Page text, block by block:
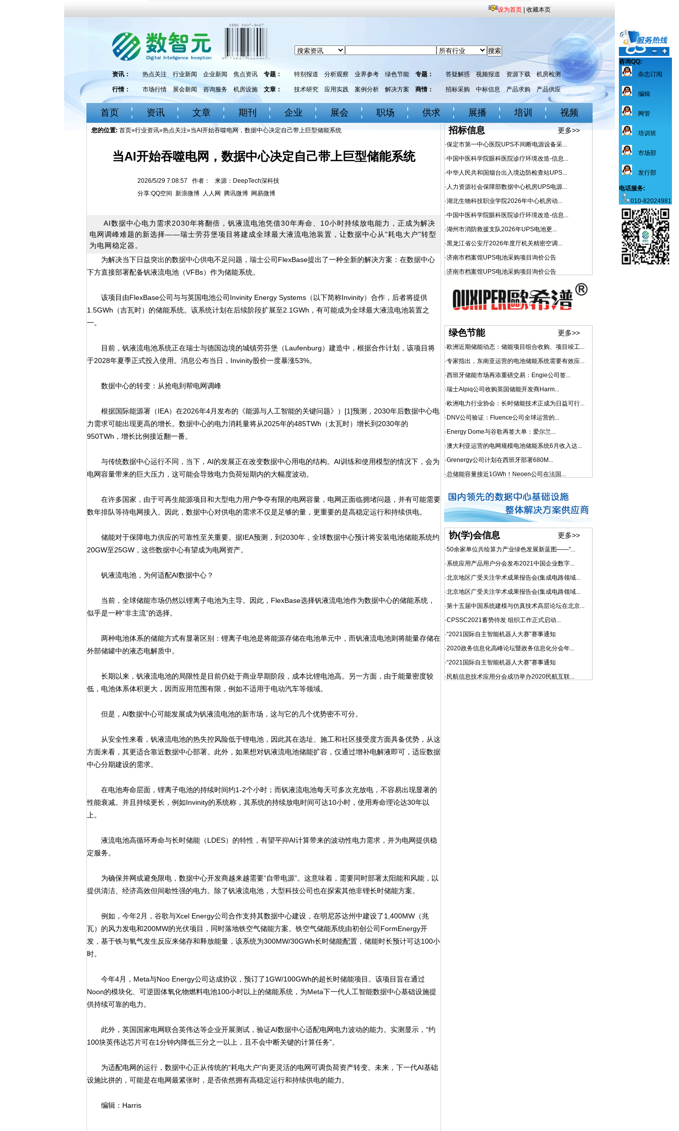
咨询QQ:
杂志订阅
编辑
网管
培训班
市场部
发行部
电话服务:
010-82024981
设为首页 收藏本页
资讯： 热点关注 行业新闻 企业新闻 焦点资讯 专题： 特别报道 分析观察 业界参考 绿色节能 专题： 答疑解惑 视频报道 资源下载 机房检测
行情： 市场行情 展会新闻 咨询服务 机房设施 文章： 技术研究 应用实践 案例分析 解决方案 商情： 招标采购 中标信息 产品求购 产品供应
首页 资讯 文章 期刊 企业 展会 职场 供求 展播 培训 视频
您的位置: 首页»行业资讯»热点关注»当AI开始吞噬电网，数据中心决定自己带上巨型储能系统
当AI开始吞噬电网，数据中心决定自己带上巨型储能系统
2026/5/29 7:08:57 作者： 来源：DeepTech深科技
分享:QQ空间 新浪微博 人人网 腾讯微博 网易微博
AI数据中心电力需求2030年将翻倍，钒液流电池凭借30年寿命、10小时持续放电能力，正成为解决
电网调峰难题的新选择——瑞士劳芬堡项目将建成全球最大液流电池装置，让数据中心从"耗电大户"转型
为电网稳定器。
为解决当下日益突出的数据中心供电不足问题，瑞士公司FlexBase提出了一种全新的解决方案：在数据中心
下方直接部署配备钒液流电池（VFBs）作为储能系统。
该项目由FlexBase公司与与英国电池公司Invinity Energy Systems（以下简称Invinity）合作，后者将提供
1.5GWh（吉瓦时）的储能系统。该系统计划在后续阶段扩展至2.1GWh，有可能成为全球最大液流电池装置之
一。
目前，钒液流电池系统正在瑞士与德国边境的城镇劳芬堡（Laufenburg）建造中，根据合作计划，该项目将
于2028年夏季正式投入使用。消息公布当日，Invinity股价一度暴涨53%。
数据中心的转变：从抢电到帮电网调峰
根据国际能源署（IEA）在2026年4月发布的《能源与人工智能的关键问题》）[1]预测，2030年后数据中心电
力需求可能出现更高的增长。数据中心的电力消耗量将从2025年的485TWh（太瓦时）增长到2030年的
950TWh，增长比例接近翻一番。
与传统数据中心运行不同，当下，AI的发展正在改变数据中心用电的结构。AI训练和使用模型的情况下，会为
电网容量带来的巨大压力，这可能会导致电力负荷短期内的大幅度波动。
在许多国家，由于可再生能源项目和大型电力用户争夺有限的电网容量，电网正面临拥堵问题，并有可能需要
数年排队等待电网接入。因此，数据中心对供电的需求不仅是足够的量，更重要的是高稳定运行和持续供电。
储能对于保障电力供应的可靠性至关重要。据IEA预测，到2030年，全球数据中心预计将安装电池储能系统约
20GW至25GW，这些数据中心有望成为电网资产。
钒液流电池，为何适配AI数据中心？
当前，全球储能市场仍然以锂离子电池为主导。因此，FlexBase选择钒液流电池作为数据中心的储能系统，
似乎是一种“非主流”的选择。
两种电池体系的储能方式有显著区别：锂离子电池是将能源存储在电池单元中，而钒液流电池则将能量存储在
外部储罐中的液态电解质中。
长期以来，钒液流电池的局限性是目前仍处于商业早期阶段，成本比锂电池高。另一方面，由于能量密度较
低，电池体系体积更大，因而应用范围有限，例如不适用于电动汽车等领域。
但是，AI数据中心可能发展成为钒液流电池的新市场，这与它的几个优势密不可分。
从安全性来看，钒液流电池的热失控风险低于锂电池，因此其在选址、施工和社区接受度方面具备优势，从这
方面来看，其更适合靠近数据中心部署。此外，如果想对钒液流电池储能扩容，仅通过增补电解液即可，适应数据
中心分期建设的需求。
在电池寿命层面，锂离子电池的持续时间约1-2个小时；而钒液流电池每天可多次充放电，不容易出现显著的
性能衰减。并且持续更长，例如Invinity的系统称，其系统的持续放电时间可达10小时，使用寿命理论达30年以
上。
液流电池高循环寿命与长时储能（LDES）的特性，有望平抑AI计算带来的波动性电力需求，并为电网提供稳
定服务。
为确保并网或避免限电，数据中心开发商越来越需要“自带电源”。这意味着，需要同时部署太阳能和风能，以
提供清洁、经济高效但间歇性强的电力。除了钒液流电池，大型科技公司也在探索其他非锂长时储能方案。
例如，今年2月，谷歌与Xcel Energy公司合作支持其数据中心建设，在明尼苏达州中建设了1,400MW（兆
瓦）的风力发电和200MW的光伏项目，同时落地铁空气储能方案。铁空气储能系统由初创公司FormEnergy开
发，基于铁与氧气发生反应来储存和释放能量，该系统为300MW/30GWh长时储能配置，储能时长预计可达100小
时。
今年4月，Meta与Noo Energy公司达成协议，预订了1GW/100GWh的超长时储能项目。该项目旨在通过
Noon的模块化、可逆固体氧化物燃料电池100小时以上的储能系统，为Meta下一代人工智能数据中心基础设施提
供持续可靠的电力。
此外，英国国家电网联合英伟达等企业开展测试，验证AI数据中心适配电网电力波动的能力。实测显示，“约
100块英伟达芯片可在1分钟内降低三分之一以上，且不会中断关键的计算任务”。
为适配电网的运行，数据中心正从传统的“耗电大户”向更灵活的电网可调负荷资产转变。未来，下一代AI基础
设施比拼的，可能是在电网最紧张时，是否依然拥有高稳定运行和持续供电的能力。
编辑：Harris
招标信息 更多>>
·保定市第一中心医院UPS不间断电源设备采...
·中国中医科学院眼科医院诊疗环境改造-信息...
·中华人民共和国烟台出入境边防检查站UPS...
· 人力资源社会保障部数据中心机房UPS电源...
·湖北生物科技职业学院2026年中心机房动...
·中国中医科学院眼科医院诊疗环境改造-信息...
·湖州市消防救援支队2026年UPS电池更...
·黑龙江省公安厅2026年度厅机关精密空调...
·济南市档案馆UPS电池采购项目询价公告
·济南市档案馆UPS电池采购项目询价公告
绿色节能 更多>>
·欧洲近期储能动态：储能项目组合收购、项目竣工...
·专家指出，东南亚运营的电池储能系统需要有效应...
·西班牙储能市场再添重磅交易：Engie公司签...
·瑞士Alpiq公司收购英国储能开发商Harm...
·欧洲电力行业协会：长时储能技术正成为日益可行...
· DNV公司验证：Fluence公司全球运营的...
· Energy Dome与谷歌再签大单：爱尔兰...
·澳大利亚运营的电网规模电池储能系统6月收入达...
·Grenergy公司计划在西班牙部署680M...
·总储能容量接近1GWh！Neoen公司在法国...
协(学)会信息 更多>>
·50余家单位共绘算力产业绿色发展新蓝图——“...
·系统应用产品用户分会发布2021中国企业数字...
·北京地区广受关注学术成果报告会(集成电路领域...
·北京地区广受关注学术成果报告会(集成电路领域...
·第十五届中国系统建模与仿真技术高层论坛在北京...
·CPSSC2021蓄势待发 组织工作正式启动...
·“2021国际自主智能机器人大赛”赛事通知
·2020政务信息化高峰论坛暨政务信息化分会年...
·“2021国际自主智能机器人大赛”赛事通知
· 民航信息技术应用分会成功举办2020民航互联...